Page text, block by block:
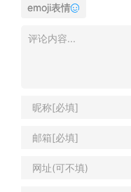
emoji表情